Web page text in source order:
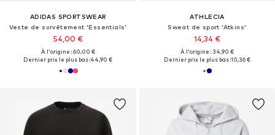
ADIDAS SPORTSWEAR
Veste de survêtement 'Essentials'
54,00 €
À l'origine : 60,00 €
Dernier prix le plus bas :44,90 €
ATHLECIA
Sweat de sport 'Atkins'
14,34 €
À l'origine : 34,90 €
Dernier prix le plus bas :10,36 €